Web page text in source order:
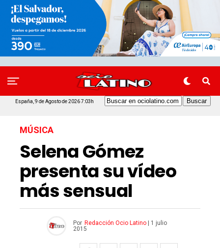
España, 9 de Agosto de 2026 7:03h
MÚSICA
Selena Gómez
presenta su vídeo
más sensual
Por Redacción Ocio Latino
1 julio
2015